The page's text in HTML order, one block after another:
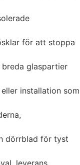
för att stoppa
glaspartier
installation som
dörrblad för tyst